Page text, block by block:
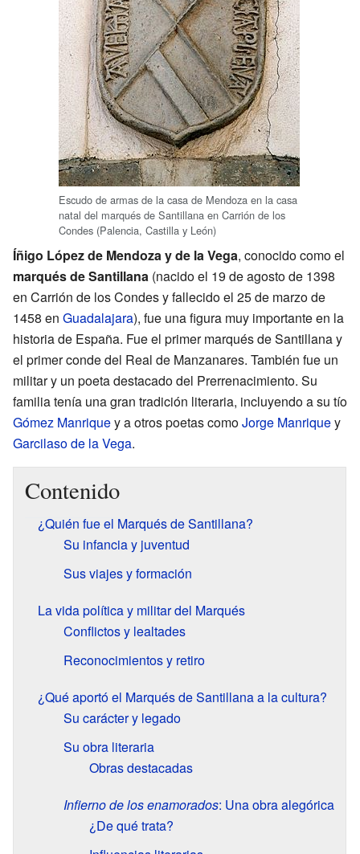
Escudo de armas de la casa de Mendoza en la casa
natal del marqués de Santillana en Carrión de los
Condes (Palencia, Castilla y León)
Íñigo López de Mendoza y de la Vega, conocido como el
marqués de Santillana (nacido el 19 de agosto de 1398
en Carrión de los Condes y fallecido el 25 de marzo de
1458 en Guadalajara), fue una figura muy importante en la
historia de España. Fue el primer marqués de Santillana y
el primer conde del Real de Manzanares. También fue un
militar y un poeta destacado del Prerrenacimiento. Su
familia tenía una gran tradición literaria, incluyendo a su tío
Gómez Manriquey a otros poetas comoJorge Manriquey
Garcilaso de la Vega.
Contenido
¿Quién fue el Marqués de Santillana?
Su infancia y juventud
Sus viajes y formación
La vida política y militar del Marqués
Conflictos y lealtades
Reconocimientos y retiro
¿Qué aportó el Marqués de Santillana a la cultura?
Su carácter y legado
Su obra literaria
Obras destacadas
Infierno de los enamorados: Una obra alegórica
¿De qué trata?